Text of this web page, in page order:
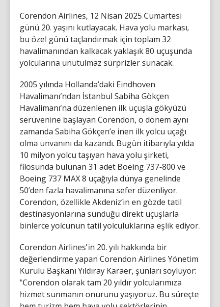
Corendon Airlines, 12 Nisan 2025 Cumartesi
günü 20. yaşını kutlayacak. Hava yolu markası,
bu özel günü taçlandırmak için toplam 32
havalimanından kalkacak yaklaşık 80 uçuşunda
yolcularına unutulmaz sürprizler sunacak.
2005 yılında Hollanda’daki Eindhoven
Havalimanı’ndan İstanbul Sabiha Gökçen
Havalimanı’na düzenlenen ilk uçuşla gökyüzü
serüvenine başlayan Corendon, o dönem aynı
zamanda Sabiha Gökçen’e inen ilk yolcu uçağı
olma unvanını da kazandı. Bugün itibarıyla yılda
10 milyon yolcu taşıyan hava yolu şirketi,
filosunda bulunan 31 adet Boeing 737-800 ve
Boeing 737 MAX 8 uçağıyla dünya genelinde
50’den fazla havalimanına sefer düzenliyor.
Corendon, özellikle Akdeniz’in en gözde tatil
destinasyonlarına sunduğu direkt uçuşlarla
binlerce yolcunun tatil yolculuklarına eşlik ediyor.
Corendon Airlines'in 20. yılı hakkında bir
değerlendirme yapan Corendon Airlines Yönetim
Kurulu Başkanı Yıldıray Karaer, şunları söylüyor:
"Corendon olarak tam 20 yıldır yolcularımıza
hizmet sunmanın onurunu yaşıyoruz. Bu süreçte